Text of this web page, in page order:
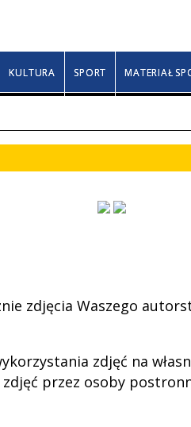
7 sierpnia 2026
KULTURA SPORT MATERIAŁ
zdjęcia Waszego
zdjęć na
przez osoby